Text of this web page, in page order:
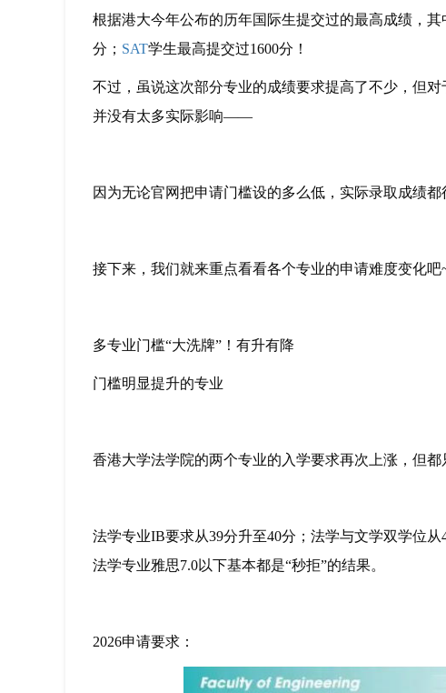
根据港大今年公布的历年国际生提交过的最高成绩，
分； SAT学生最高提交过1600分！
不过，虽说这次部分专业的成绩要求提高了不少，但
并没有太多实际影响——
因为无论官网把申请门槛设的多么低，实际录取成绩都
接下来，我们就来重点看看各个专业的申请难度变化吧
多专业门槛“大洗牌”！有升有降
门槛明显提升的专业
香港大学法学院的两个专业的入学要求再次上涨，但
法学专业IB要求从39分升至40分；法学与文学双学位
法学专业雅思7.0以下基本都是“秒拒”的结果。
2026申请要求：